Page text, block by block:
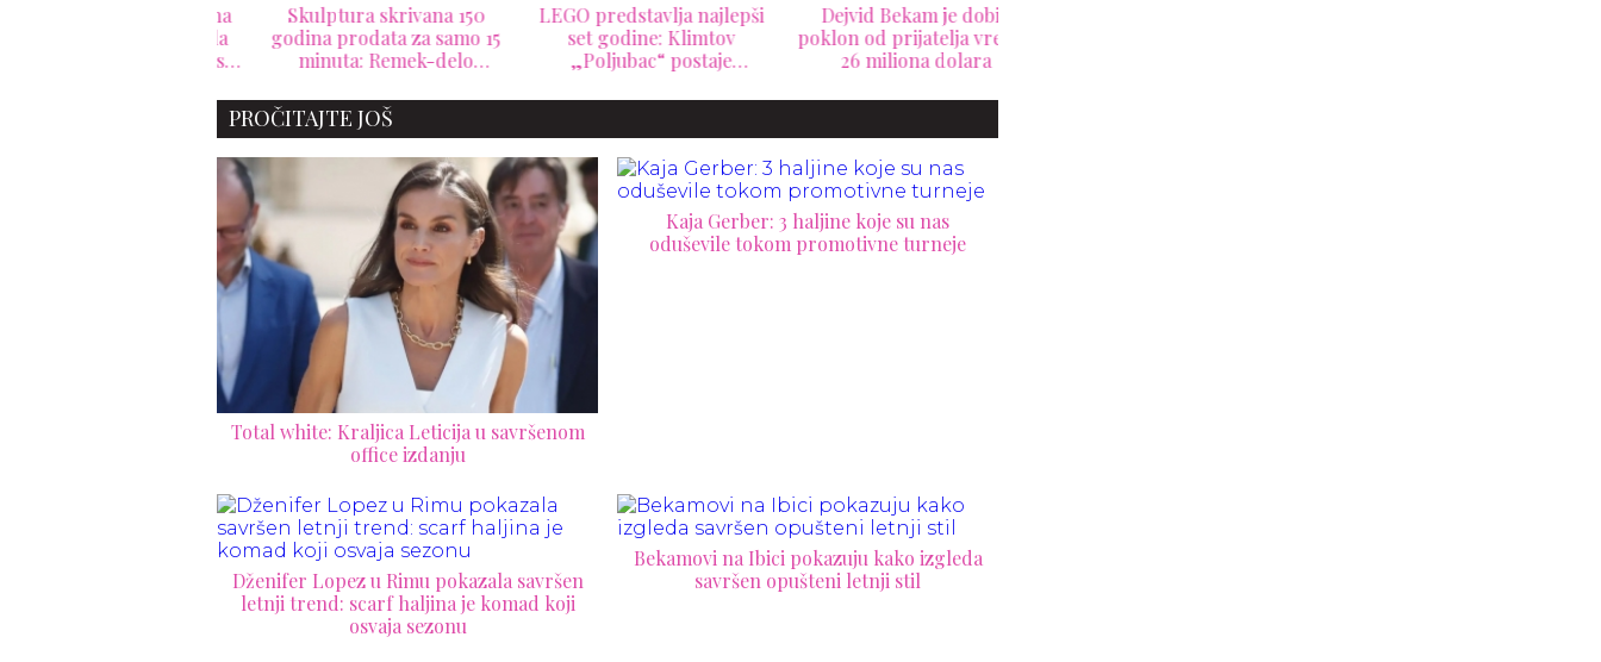
Skulptura skrivana 150
godina prodata za samo 15
minuta: Remek-delo
Grčkom oborilo rekord na
aukciji Sotheby's
LEGO predstavlja najlepši
set godine: Klimtov
„Poljubac“ postaje
sastavljate
Dejvid Bekam je dobio
poklon od prijatelja vredan
26 miliona dolara
PROČITAJTE JOŠ
Total white: Kraljica Leticija u savršenom
office izdanju
Kaja Gerber: 3 haljine koje su nas
oduševile tokom promotivne turneje
Dženifer Lopez u Rimu pokazala savršen
letnji trend: scarf haljina je komad koji
osvaja sezonu
Bekamovi na Ibici pokazuju kako izgleda
savršen opušteni letnji stil